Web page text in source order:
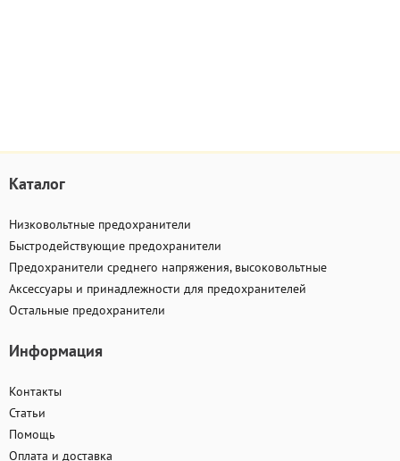
Каталог
Низковольтные предохранители
Быстродействующие предохранители
Предохранители среднего напряжения, высоковольтные
Аксессуары и принадлежности для предохранителей
Остальные предохранители
Информация
Контакты
Статьи
Помощь
Оплата и доставка